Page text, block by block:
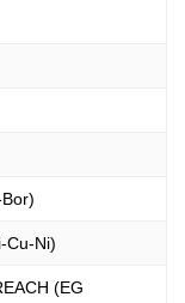
Cu-Ni)
(EG